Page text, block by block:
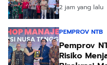
2 jam yang lalu
PEMPROV NTB
Pemprov
Risiko